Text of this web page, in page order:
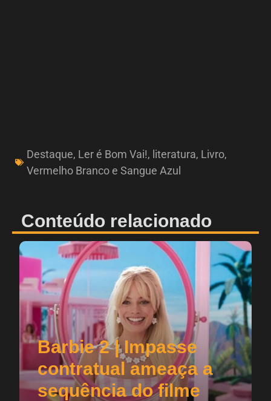
Destaque, Ler é Bom Vai!, literatura, Livro,
Vermelho Branco e Sangue Azul
Conteúdo relacionado
Barbie 2 | Impasse
contratual ameaça a
sequência do filme